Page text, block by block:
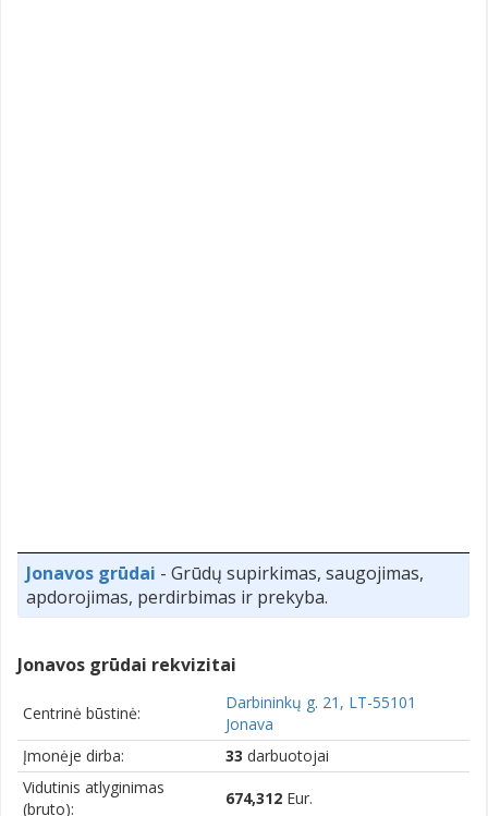
Jonavos grūdai - Grūdų supirkimas, saugojimas,
apdorojimas, perdirbimas ir prekyba.
Jonavos grūdai rekvizitai
Centrinė būstinė:
Darbininkų g. 21, LT-55101
Jonava
Įmonėje dirba:
33 darbuotojai
Vidutinis atlyginimas
(bruto):
674,312 Eur.